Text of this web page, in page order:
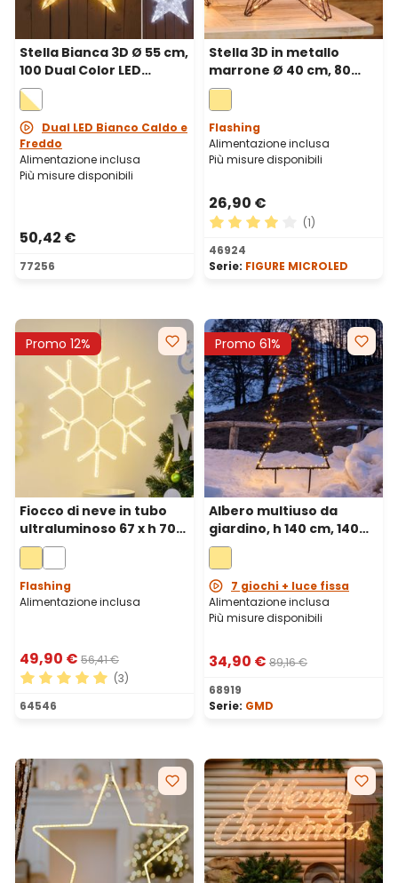
Stella Bianca 3D Ø 55 cm,
100 Dual Color LED
bianco caldo e freddo
Dual LED Bianco Caldo e
Freddo
Alimentazione inclusa
Più misure disponibili
50,42 €
77256
Stella 3D in metallo
marrone Ø 40 cm, 80
microled bianco caldo
Flashing
Alimentazione inclusa
Più misure disponibili
26,90 €
Valutazione media di 4 su
(1)
46924
Serie: FIGURE MICROLED
Promo 12%
Fiocco di neve in tubo
ultraluminoso 67 x h 70
cm, 576 led bianco caldo
Flashing
Alimentazione inclusa
49,90 € 56,41 €
Valutazione media di 5 su 5 stelle
(3)
64546
Promo 61%
Albero multiuso da
giardino, h 140 cm, 140
led Bianco caldo
7 giochi + luce fissa
Alimentazione inclusa
Più misure disponibili
34,90 € 89,16 €
68919
Serie: GMD